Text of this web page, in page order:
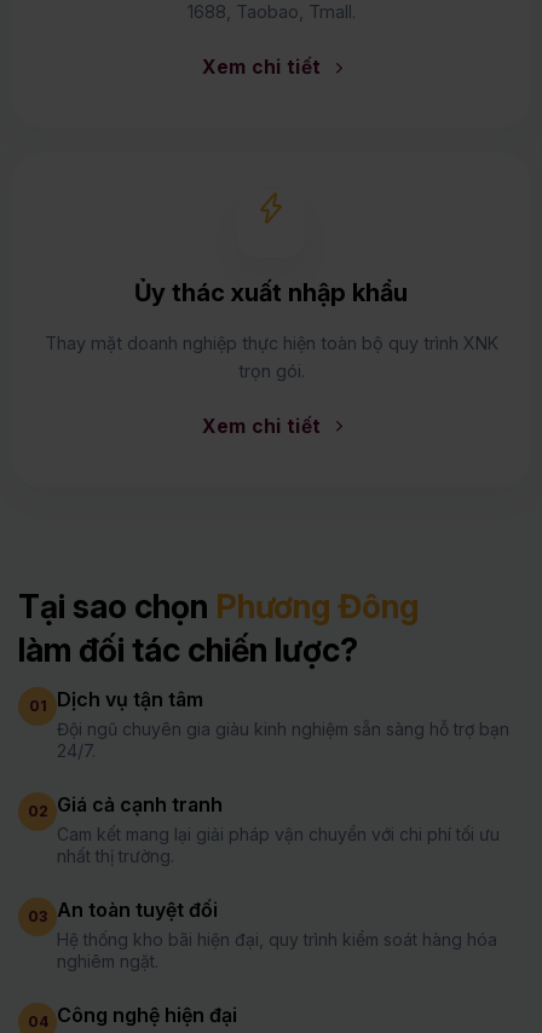
1688, Taobao, Tmall.
Xem chi tiết
Ủy thác xuất nhập khẩu
Thay mặt doanh nghiệp thực hiện toàn bộ quy trình XNK
trọn gói.
Xem chi tiết
Tại sao chọn Phương Đông
làm đối tác chiến lược?
01 Dịch vụ tận tâm
Đội ngũ chuyên gia giàu kinh nghiệm sẵn sàng hỗ trợ bạn
24/7.
02 Giá cả cạnh tranh
Cam kết mang lại giải pháp vận chuyển với chi phí tối ưu
nhất thị trường.
03 An toàn tuyệt đối
Hệ thống kho bãi hiện đại, quy trình kiểm soát hàng hóa
nghiêm ngặt.
04 Công nghệ hiện đại